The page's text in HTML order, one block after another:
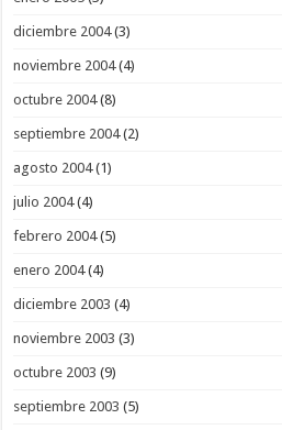
diciembre 2004(3)
noviembre 2004(4)
octubre 2004(8)
septiembre 2004(2)
agosto 2004(1)
julio 2004(4)
febrero 2004(5)
enero 2004(4)
diciembre 2003 (4)
noviembre 2003 (3)
octubre 2003 (9)
septiembre 2003 (5)